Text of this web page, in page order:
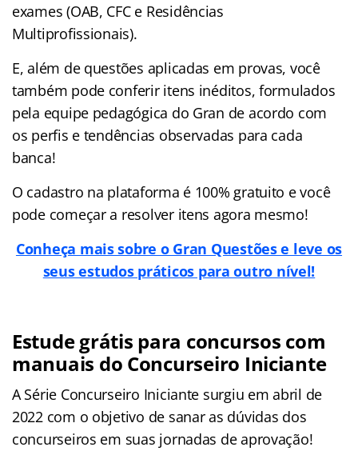
exames (OAB, CFC e Residências
Multiprofissionais).
E, além de questões aplicadas em provas, você
também pode conferir itens inéditos, formulados
pela equipe pedagógica do Gran de acordo com
os perfis e tendências observadas para cada
banca!
O cadastro na plataforma é 100% gratuito e você
pode começar a resolver itens agora mesmo!
Conheça mais sobre o Gran Questões e leve os
seus estudos práticos para outro nível!
Estude grátis para concursos com
manuais do Concurseiro Iniciante
A Série Concurseiro Iniciante surgiu em abril de
2022 com o objetivo de sanar as dúvidas dos
concurseiros em suas jornadas de aprovação!